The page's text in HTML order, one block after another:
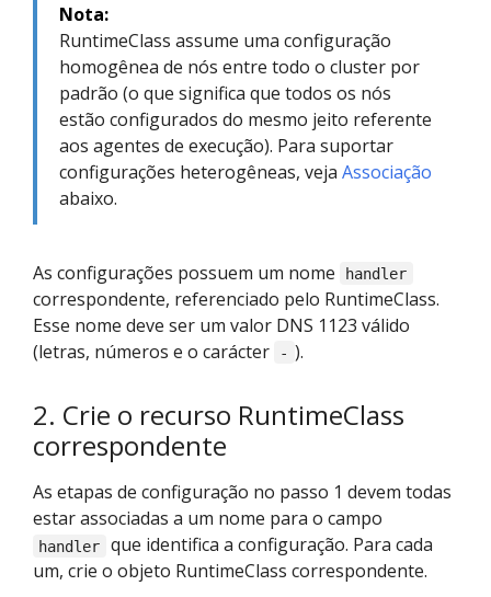
Nota:
RuntimeClass assume uma configuração
homogênea de nós entre todo o cluster por
padrão (o que significa que todos os nós
estão configurados do mesmo jeito referente
aos agentes de execução). Para suportar
configurações heterogêneas, veja Associação
abaixo.
As configurações possuem um nome handler
correspondente, referenciado pelo RuntimeClass.
Esse nome deve ser um valor DNS 1123 válido
(letras, números e o carácter
- ).
2. Crie o recurso RuntimeClass
correspondente
As etapas de configuração no passo 1 devem todas
estar associadas a um nome para o campo
handler
que identifica a configuração. Para cada
um, crie o objeto RuntimeClass correspondente.